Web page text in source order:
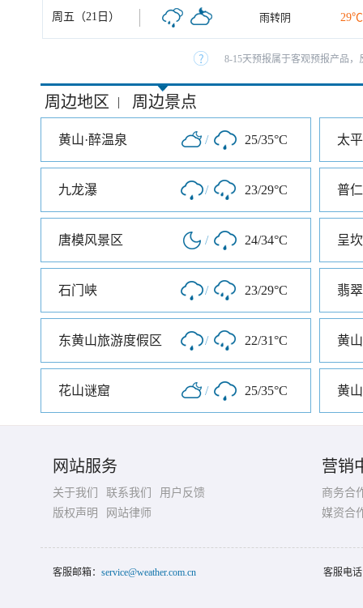
周五（21日） 雨转阴 29℃
8-15天预报属于客观预报产品
周边地区 | 周边景点
黄山·醉温泉 / 25/35°C 太
九龙瀑 / 23/29°C 普
唐模风景区 / 24/34°C 呈坎
石门峡 / 23/29°C 翡
东黄山旅游度假区 / 22/31°C 黄
花山谜窟 / 25/35°C 黄
网站服务
关于我们 联系我们
用户反馈
版权声明
网站律师
营销
商务合
媒资合
客服邮箱： service@weather.com.cn 客服电